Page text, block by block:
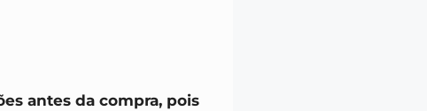
antes da compra, pois